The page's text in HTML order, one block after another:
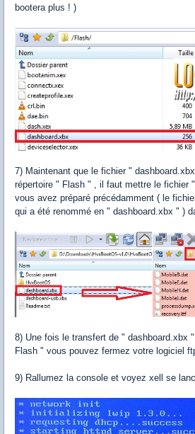
bootera plus ! )
7) Maintenant que le fichier "
répertoire " Flash " , il faut mettre le fichier
vous avez préparé précédamment ( le
qui a été renommé en " dashboard.xbx " )
8) Une fois le transfert de " dashboard.xbx
Flash " vous pouvez fermez votre logiciel
9) Rallumez la console et voyez xell se